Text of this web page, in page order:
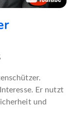
Er nutzt
und